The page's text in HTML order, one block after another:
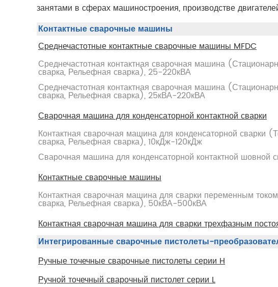
занятами в сферах машиностроения, производстве
Контактные сварочные машины
Среднечастотные контактные сварочные машины MFDC
Среднечастотная контактная сварочная машина
сварка, Рельефная сварка), 25-220кВА
Среднечастотная контактная сварочная машина
сварка, Рельефная сварка), 25кВА-220кВА
Сварочная машина для конденсаторной контактной сварки
Контактная сварочная машина для конденсаторной сварки
сварка, Рельефная сварка), 10кДж-120кДж
Сварочная машина для конденсаторной контактной шовной
Контактные сварочные машины
Контактная сварочная машина для сварки переменным
сварка, Рельефная сварка), 50кВА-500кВА
Контактная сварочная машина для сварки трехфазным
Интегрированные сварочные пистолеты-
Ручные точечные сварочные пистолеты серии H
Ручной точечный сварочный пистолет серии L